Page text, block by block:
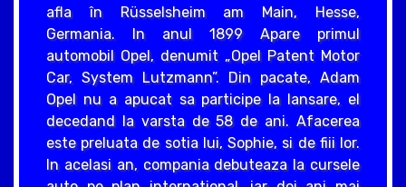
afla în Rüsselsheim am Main, Hesse,
Germania. In anul 1899 Apare primul
automobil Opel, denumit „Opel Patent Motor
Car, System Lutzmann”. Din pacate, Adam
Opel nu a apucat sa participe la lansare, el
decedand la varsta de 58 de ani. Afacerea
este preluata de sotia lui, Sophie, si de fiii lor.
In acelasi an, compania debuteaza la cursele